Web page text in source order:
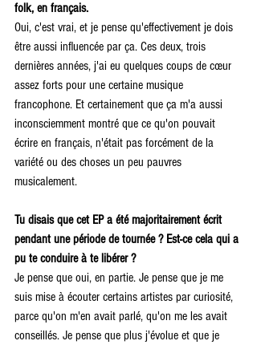
folk, en français.
Oui, c'est vrai, et je pense qu'effectivement je dois
être aussi influencée par ça. Ces deux, trois
dernières années, j'ai eu quelques coups de cœur
assez forts pour une certaine musique
francophone. Et certainement que ça m'a aussi
inconsciemment montré que ce qu'on pouvait
écrire en français, n'était pas forcément de la
variété ou des choses un peu pauvres
musicalement.
Tu disais que cet EP a été majoritairement écrit
pendant une période de tournée ? Est-ce cela qui a
pu te conduire à te libérer ?
Je pense que oui, en partie. Je pense que je me
suis mise à écouter certains artistes par curiosité,
parce qu'on m'en avait parlé, qu'on me les avait
conseillés. Je pense que plus j'évolue et que je